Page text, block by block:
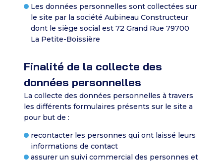
Les données personnelles sont collectées sur
le site par la société Aubineau Constructeur
dont le siège social est 72 Grand Rue 79700
La Petite-Boissière
Finalité de la collecte des
données personnelles
La collecte des données personnelles à travers
les différents formulaires présents sur le site a
pour but de :
recontacter les personnes qui ont laissé leurs
informations de contact
assurer un suivi commercial des personnes et